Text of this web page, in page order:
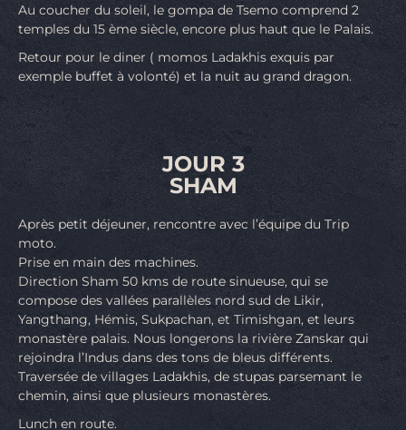
Au coucher du soleil, le gompa de Tsemo comprend 2
temples du 15 ème siècle, encore plus haut que le Palais.
Retour pour le diner ( momos Ladakhis exquis par
exemple buffet à volonté) et la nuit au grand dragon.
JOUR 3
SHAM
Après petit déjeuner, rencontre avec l’équipe du Trip
moto.
Prise en main des machines.
Direction Sham 50 kms de route sinueuse, qui se
compose des vallées parallèles nord sud de Likir,
Yangthang, Hémis, Sukpachan, et Timishgan, et leurs
monastère palais. Nous longerons la rivière Zanskar qui
rejoindra l’Indus dans des tons de bleus différents.
Traversée de villages Ladakhis, de stupas parsemant le
chemin, ainsi que plusieurs monastères.
Lunch en route.